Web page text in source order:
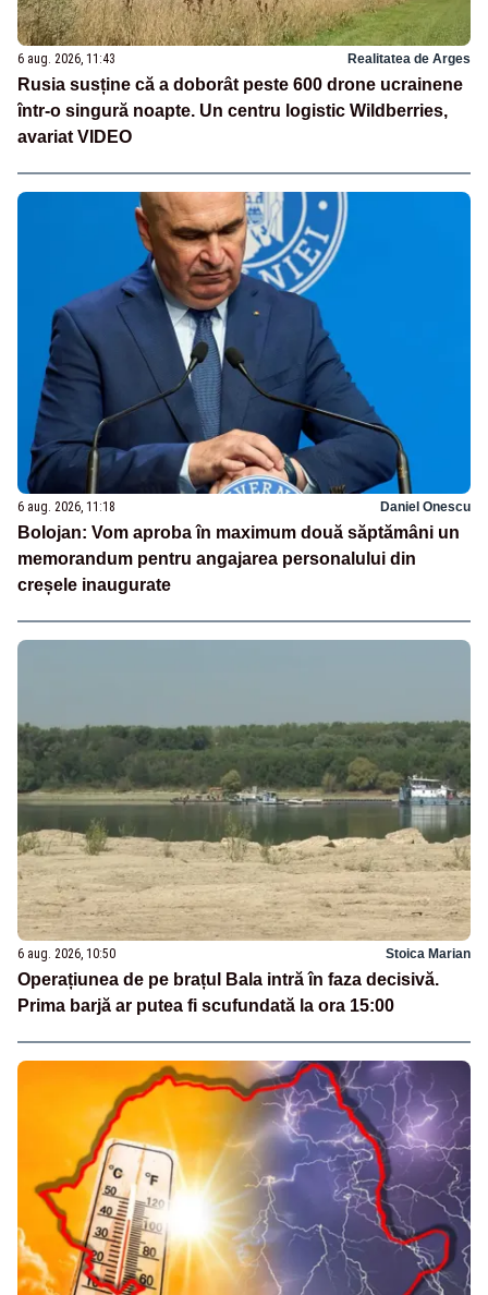
6 aug. 2026, 11:43 Realitatea de Arges
Rusia susține că a doborât peste 600 drone ucrainene
într-o singură noapte. Un centru logistic Wildberries,
avariat VIDEO
6 aug. 2026, 11:18 Daniel Onescu
Bolojan: Vom aproba în maximum două săptămâni un
memorandum pentru angajarea personalului din
creșele inaugurate
6 aug. 2026, 10:50 Stoica Marian
Operațiunea de pe brațul Bala intră în faza decisivă.
Prima barjă ar putea fi scufundată la ora 15:00